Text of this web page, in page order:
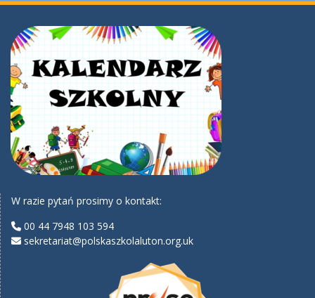
W razie pytań prosimy o kontakt:
00 44 7948 103 594
sekretariat@polskaszkolaluton.org.uk